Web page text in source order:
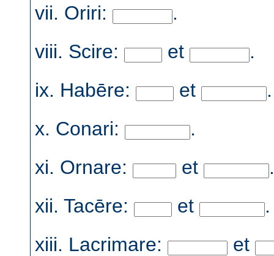
vii. Oriri:
.
viii. Scire:
et
.
ix. Habēre:
et
.
x. Conari:
.
xi. Ornare:
et
.
xii. Tacēre:
et
.
xiii. Lacrimare:
et